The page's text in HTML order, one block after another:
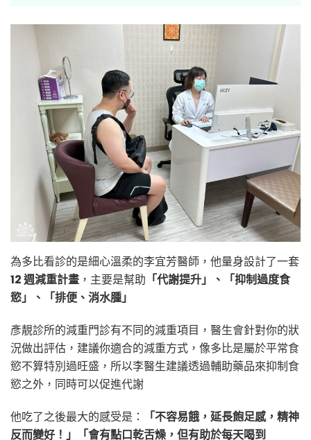
為多比看診的是細心溫柔的李宜芳醫師，他量身設計了一套
12 週減重計畫 ，主要是幫助 「代謝提升」、「抑制過度食
慾」、「排便、消水腫」
彥靚診所的減重門診有不同的減重項目，醫生會針對你的狀
況做出評估，建議你適合的減重方式，像多比是屬於平常食
慾不算特別過旺盛，所以李醫生建議透過輔助藥品來抑制食
慾之外，同時可以促進代謝
他吃了之後最大的感受是：
「不容易餓，延長飽足感，精神
反而變好！」「會有點口乾舌燥，但有助於每天喝到